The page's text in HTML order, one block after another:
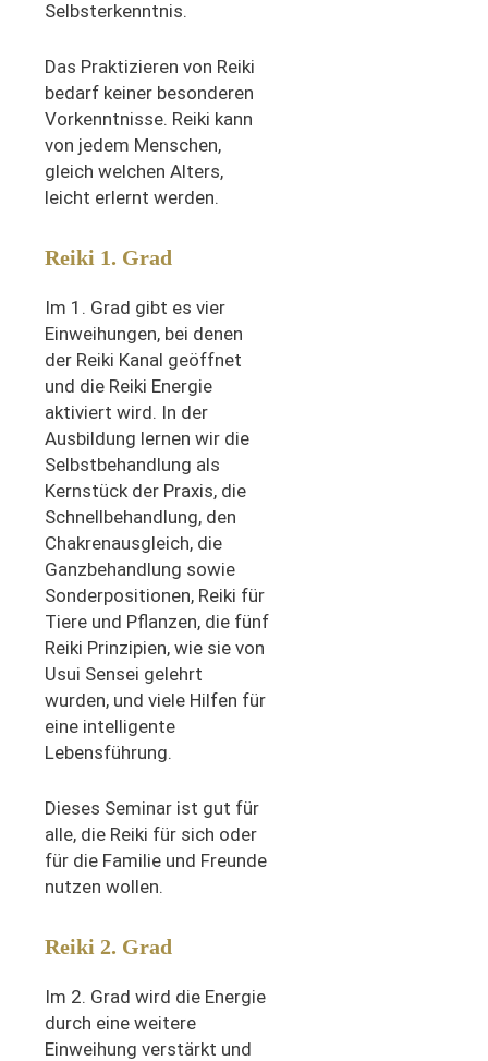
Selbsterkenntnis.
Das Praktizieren von Reiki
bedarf keiner besonderen
Vorkenntnisse. Reiki kann
von jedem Menschen,
gleich welchen Alters,
leicht erlernt werden.
Reiki 1. Grad
Im 1. Grad gibt es vier
Einweihungen, bei denen
der Reiki Kanal geöffnet
und die Reiki Energie
aktiviert wird. In der
Ausbildung lernen wir die
Selbstbehandlung als
Kernstück der Praxis, die
Schnellbehandlung, den
Chakrenausgleich, die
Ganzbehandlung sowie
Sonderpositionen, Reiki für
Tiere und Pflanzen, die fünf
Reiki Prinzipien, wie sie von
Usui Sensei gelehrt
wurden, und viele Hilfen für
eine intelligente
Lebensführung.
Dieses Seminar ist gut für
alle, die Reiki für sich oder
für die Familie und Freunde
nutzen wollen.
Reiki 2. Grad
Im 2. Grad wird die Energie
durch eine weitere
Einweihung verstärkt und